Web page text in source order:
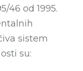
46 od 1995.
sistem
su: